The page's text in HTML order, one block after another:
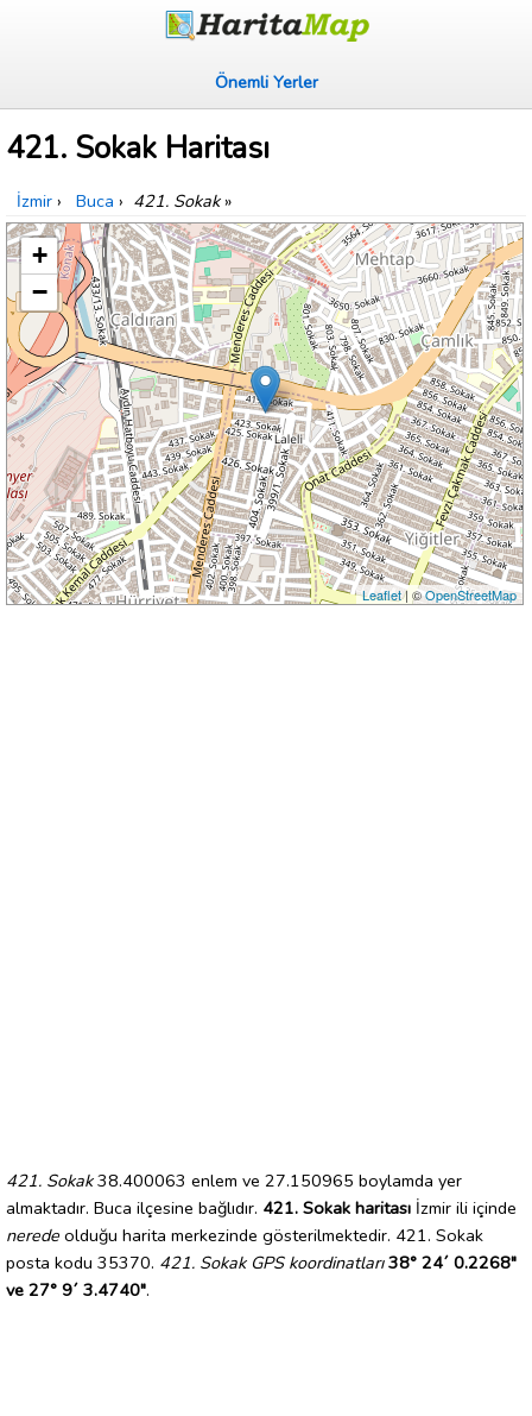
Önemli Yerler
421. Sokak Haritası
İzmir › Buca › 421. Sokak»
+
−
Leaflet| ©OpenStreetMap
421. Sokak38.400063 enlem ve 27.150965 boylamda yer
almaktadır. Buca ilçesine bağlıdır. 421. Sokak haritası İzmir ili içinde
nerede olduğu harita merkezinde gösterilmektedir. 421. Sokak
posta kodu 35370. 421. Sokak GPS koordinatları 38° 24´ 0.2268"
ve 27° 9´ 3.4740".